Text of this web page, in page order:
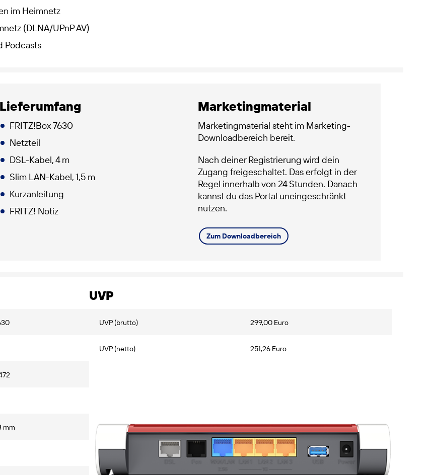
im Heimnetz
(DLNA/UPnP AV)
Podcasts
Lieferumfang
FRITZ!Box 7630
Netzteil
DSL-Kabel, 4 m
Slim LAN-Kabel, 1,5 m
Kurzanleitung
FRITZ! Notiz
Marketingmaterial
Marketingmaterial steht im Marketing-
Downloadbereich bereit.
Nach deiner Registrierung wird dein
Zugang freigeschaltet. Das erfolgt in der
Regel innerhalb von 24 Stunden. Danach
kannst du das Portal uneingeschränkt
nutzen.
Zum Downloadbereich
mm
UVP
UVP (brutto) 299,00 Euro
UVP (netto) 251,26 Euro